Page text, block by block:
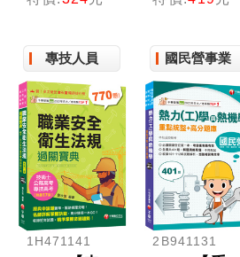
精解[技術
考]
解：名師精
握高分！
［15版］
[高普考、
地方特考、
移民特考]
專技人員
1H471141
國民營事業
2B941131